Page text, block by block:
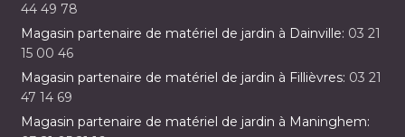
44 49 78
Magasin partenaire de matériel de jardin à Dainville: 03 21
15 00 46
Magasin partenaire de matériel de jardin à Fillièvres: 03 21
47 14 69
Magasin partenaire de matériel de jardin à Maninghem: